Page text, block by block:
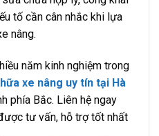
tố cần cân nhắc khi lựa
nâng.
năm kinh nghiệm trong
xe nâng uy tín tại Hà
phía Bắc. Liên hệ ngay
tư vấn, hỗ trợ tốt nhất